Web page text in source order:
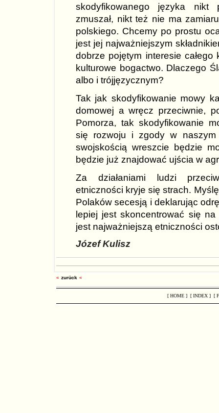
skodyfikowanego języka
zmuszał, nikt też nie ma
polskiego. Chcemy po prostu
jest jej najważniejszym
dobrze pojętym interesie
kulturowe bogactwo. Dlaczego
albo i trójjęzycznym?
Tak jak skodyfikowanie mowy
domowej a wręcz przeciwnie,
Pomorza, tak skodyfikowanie
się rozwoju i zgody w
swojskością wreszcie będzie
będzie już znajdować ujścia w
Za działaniami ludzi
etniczności kryje się strach.
Polaków secesją i deklarując
lepiej jest skoncentrować się
jest najważniejszą etniczności
Józef Kulisz
« zurück «
[ HOME ] [ INDEX ] [